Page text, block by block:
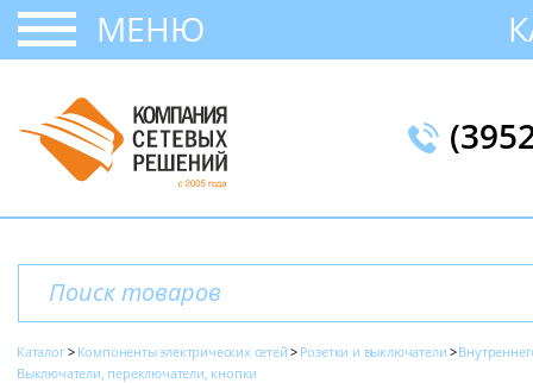
МЕНЮ
Каталог Компоненты электрических сетей Розетки и выключатели
Выключатели, переключатели, кнопки